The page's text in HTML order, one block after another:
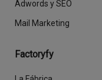
Adwords y SEO
Mail Marketing
Factoryfy